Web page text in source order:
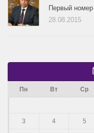
Первый
28.08.2015
Пн Вт Ср
3 4 5